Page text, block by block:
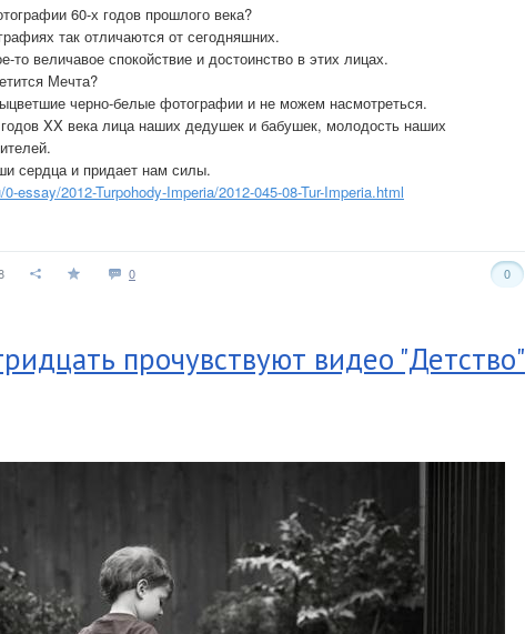
60-х годов прошлого века?
так отличаются от сегодняшних.
то величавое спокойствие и достоинство в этих лицах.
Мечта?
черно-белые фотографии и не можем насмотреться.
XX века лица наших дедушек и бабушек, молодость наших
сердца и придает нам силы.
essay/2012-Turpohody-Imperia/2012-045-08-Tur-Imperia.html
0 0
прочувствуют видео "Детство"